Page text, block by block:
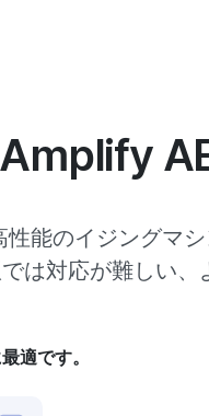
Amplify
能のイジングマシ
は対応が難しい
適です。